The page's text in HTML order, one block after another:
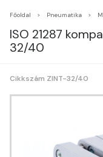
Főoldal Pneumatika
ISO 21287
32/40
Cikkszám ZINT-32/40